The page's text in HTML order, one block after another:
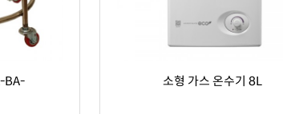
BA- 소형 가스 온수기 8L